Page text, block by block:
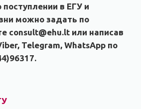
в ЕГУ и
можно задать по
сonsult@ehu.lt или написав
Telegram, WhatsApp по